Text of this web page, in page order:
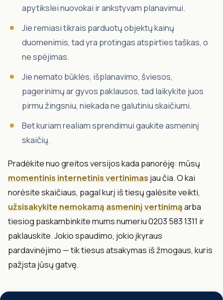
apytikslei nuovokai ir ankstyvam planavimui.
Jie remiasi tikrais parduotų objektų kainų
duomenimis, tad yra protingas atspirties taškas, o
ne spėjimas.
Jie nemato būklės, išplanavimo, šviesos,
pagerinimų ar gyvos paklausos, tad laikykite juos
pirmu žingsniu, niekada ne galutiniu skaičiumi.
Bet kuriam realiam sprendimui gaukite asmeninį
skaičių.
Pradėkite nuo greitos versijos kada panorėję: mūsų
momentinis internetinis vertinimas jau čia. O kai
norėsite skaičiaus, pagal kurį iš tiesų galėsite veikti,
užsisakykite nemokamą asmeninį vertinimąarba
tiesiog paskambinkite mums numeriu 0203 583 1311 ir
paklauskite. Jokio spaudimo, jokio įkyraus
pardavinėjimo — tik tiesus atsakymas iš žmogaus, kuris
pažįsta jūsų gatvę.